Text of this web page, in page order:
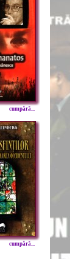
cumpără...
cumpără...